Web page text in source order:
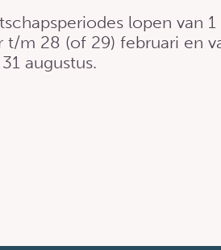
lopen van 1
t/m 28 (of 29) februari en
augustus.